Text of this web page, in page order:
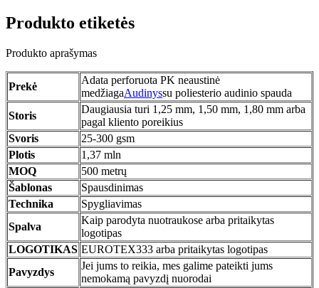
Produkto etiketės
Produkto aprašymas
Prekė
Adata perforuota PK neaustinė
medžiagaAudinyssu poliesterio audinio spauda
Storis
Daugiausia turi 1,25 mm, 1,50 mm, 1,80 mm arba
pagal kliento poreikius
Svoris
25-300 gsm
Plotis
1,37 mln
MOQ
500 metrų
Šablonas
Spausdinimas
Technika
Spygliavimas
Spalva
Kaip parodyta nuotraukose arba pritaikytas
logotipas
LOGOTIKAS EUROTEX333 arba pritaikytas logotipas
Pavyzdys
Jei jums to reikia, mes galime pateikti jums
nemokamą pavyzdį nuorodai